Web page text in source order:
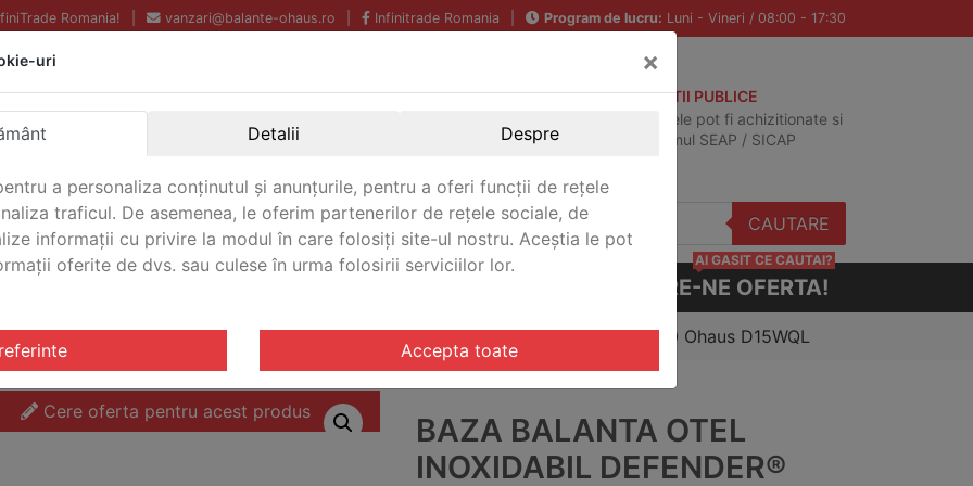
Romania! vanzari@balante-ohaus.ro Infinitrade Romania Program de lucru: Luni - Vineri / 08:00 - 17:30
Echipamente profesionale
pentru laborator.
Garantie Internationala.
ACHIZITII PUBLICE
Produsele pot fi achizitionate si
in sistemul SEAP / SICAP
CAUTARE
CERE-NE OFERTA!
AI GASIT CE CAUTAI?
otel inoxidabil Defender® 5000/ Baza balanta otel inoxidabil Defender® 5000 Ohaus D15WQL
Cere oferta pentru acest produs
BAZA BALANTA OTEL
INOXIDABIL DEFENDER®
uri ×
Detalii Despre
a personaliza conținutul și anunțurile, pentru a oferi funcții de rețele
traficul. De asemenea, le oferim partenerilor de rețele sociale, de
informații cu privire la modul în care folosiți site-ul nostru. Aceștia le pot
oferite de dvs. sau culese în urma folosirii serviciilor lor.
Accepta toate